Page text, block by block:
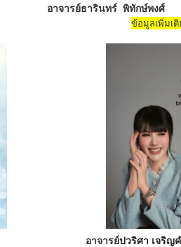
อาจารย์ธารินทร์ พิทักษ์พงศ์
ข้อมูลเพิ่มเ
อาจารย์ปวริศ